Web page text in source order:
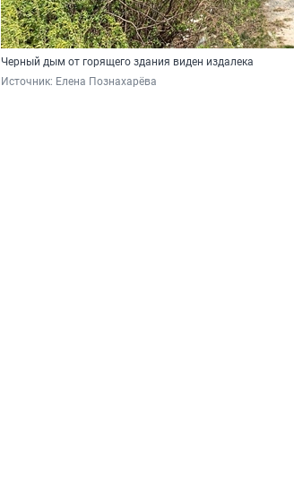
Черный дым от горящего здания виден издалека
Источник: Елена Познахарёва